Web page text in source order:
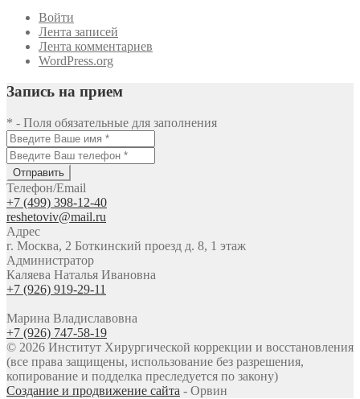
Войти
Лента записей
Лента комментариев
WordPress.org
Запись на прием
* - Поля обязательные для заполнения
Отправить
Телефон/Email
+7 (499) 398-12-40
reshetoviv@mail.ru
Адрес
г. Москва, 2 Боткинский проезд д. 8, 1 этаж
Администратор
Каляева Наталья Ивановна
+7 (926) 919-29-11
Марина Владиславовна
+7 (926) 747-58-19
© 2026 Институт Хирургической коррекции и восстановления
(все права защищены, использование без разрешения,
копирование и подделка преследуется по закону)
Создание и продвижение сайта - Орвин